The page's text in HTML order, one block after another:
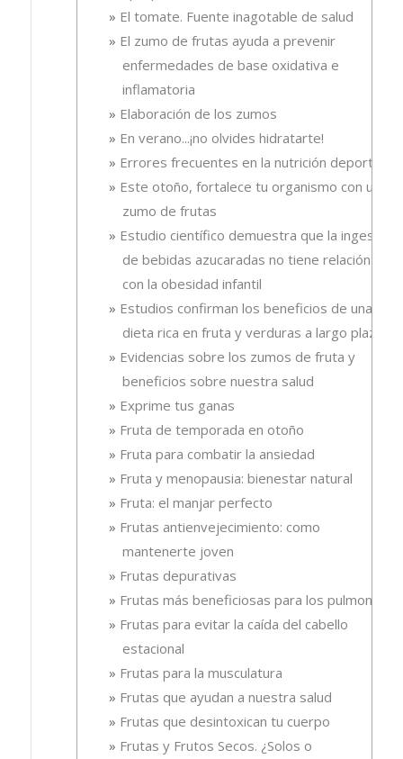
El tomate. Fuente inagotable de salud
El zumo de frutas ayuda a prevenir
enfermedades de base oxidativa e
inflamatoria
Elaboración de los zumos
En verano...¡no olvides hidratarte!
Errores frecuentes en la nutrición deportiva
Este otoño, fortalece tu organismo con un
zumo de frutas
Estudio científico demuestra que la ingesta
de bebidas azucaradas no tiene relación
con la obesidad infantil
Estudios confirman los beneficios de una
dieta rica en fruta y verduras a largo plazo
Evidencias sobre los zumos de fruta y
beneficios sobre nuestra salud
Exprime tus ganas
Fruta de temporada en otoño
Fruta para combatir la ansiedad
Fruta y menopausia: bienestar natural
Fruta: el manjar perfecto
Frutas antienvejecimiento: como
mantenerte joven
Frutas depurativas
Frutas más beneficiosas para los pulmones
Frutas para evitar la caída del cabello
estacional
Frutas para la musculatura
Frutas que ayudan a nuestra salud
Frutas que desintoxican tu cuerpo
Frutas y Frutos Secos. ¿Solos o